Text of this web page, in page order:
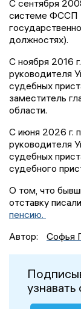
С сентября
системе ФССП
должностях).
С ноября 2016
руководителя
судебных
заместитель
области.
С июня 2026 г.
руководителя
судебных
судебного
О том, что
отставку
пенсию.
Автор:
Софья